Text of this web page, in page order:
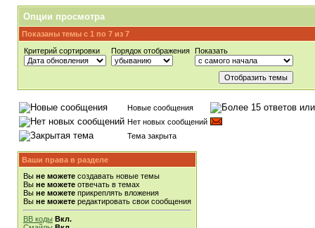
Опции просмотра
Показаны темы с 1 по 7 из 7
Критерий сортировки
Порядок отображения Показать
Новые сообщения
Нет новых сообщений
Тема закрыта
Ваши права в разделе
Вы не можете создавать новые темы
Вы не можете отвечать в темах
Вы не можете прикреплять вложения
Вы не можете редактировать свои сообщения
BB коды Вкл.